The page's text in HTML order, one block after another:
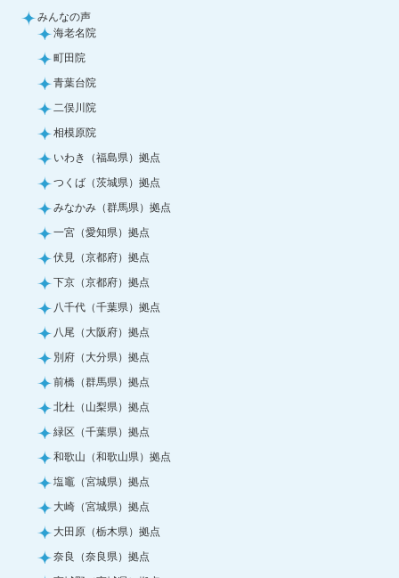
みんなの声
海老名院
町田院
青葉台院
二俣川院
相模原院
いわき（福島県）拠点
つくば（茨城県）拠点
みなかみ（群馬県）拠点
一宮（愛知県）拠点
伏見（京都府）拠点
下京（京都府）拠点
八千代（千葉県）拠点
八尾（大阪府）拠点
別府（大分県）拠点
前橋（群馬県）拠点
北杜（山梨県）拠点
緑区（千葉県）拠点
和歌山（和歌山県）拠点
塩竈（宮城県）拠点
大崎（宮城県）拠点
大田原（栃木県）拠点
奈良（奈良県）拠点